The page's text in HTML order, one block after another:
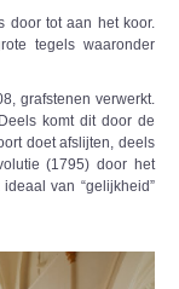
door tot aan het koor.
tegels waaronder
grafstenen verwerkt.
komt dit door de
doet afslijten, deels
(1795) door het
van “gelijkheid”